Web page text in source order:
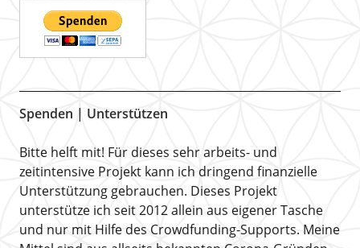
Spenden | Unterstützen
Bitte helft mit! Für dieses sehr arbeits- und
zeitintensive Projekt kann ich dringend finanzielle
Unterstützung gebrauchen. Dieses Projekt
unterstütze ich seit 2012 allein aus eigener Tasche
und nur mit Hilfe des Crowdfunding-Supports. Meine